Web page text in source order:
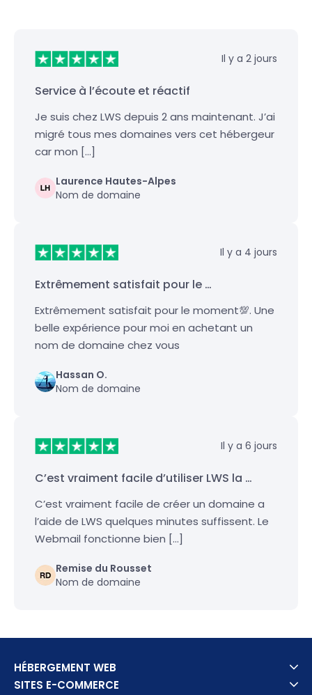
Il y a 2 jours
Service à l’écoute et réactif
Je suis chez LWS depuis 2 ans maintenant. J’ai
migré tous mes domaines vers cet hébergeur
car mon […]
Laurence Hautes-Alpes
Nom de domaine
Il y a 4 jours
Extrêmement satisfait pour le …
Extrêmement satisfait pour le moment💯. Une
belle expérience pour moi en achetant un
nom de domaine chez vous
Hassan O.
Nom de domaine
Il y a 6 jours
C’est vraiment facile d’utiliser LWS la …
C’est vraiment facile de créer un domaine a
l’aide de LWS quelques minutes suffissent. Le
Webmail fonctionne bien […]
Remise du Rousset
Nom de domaine
HÉBERGEMENT WEB
SITES E-COMMERCE